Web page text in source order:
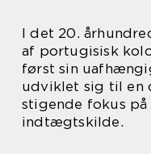
I det 20.
af portugisisk
først sin
udviklet sig til en
stigende fokus
indtægtskilde.